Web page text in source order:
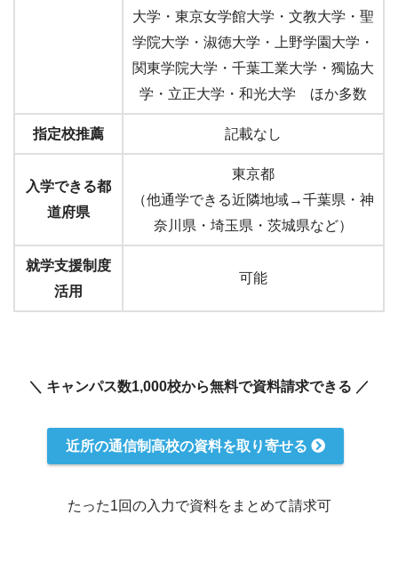
大学・東京女学館大学・文教大学・聖
学院大学・淑徳大学・上野学園大学・
関東学院大学・千葉工業大学・獨協大
学・立正大学・和光大学 ほか多数
指定校推薦 記載なし
入学できる都
道府県
東京都
（他通学できる近隣地域→千葉県・神
奈川県・埼玉県・茨城県など）
就学支援制度
活用
可能
＼ キャンパス数1,000校から無料で資料請求できる ／
近所の通信制高校の資料を取り寄せる
たった1回の入力で資料をまとめて請求可